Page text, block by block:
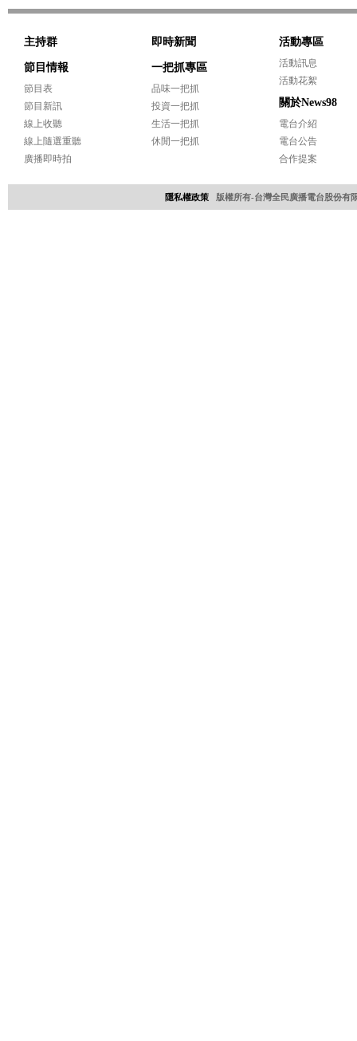
主持群
節目情報
節目表
節目新訊
線上收聽
線上隨選重聽
廣播即時拍
即時新聞
一把抓專區
品味一把抓
投資一把抓
生活一把抓
休閒一把抓
活動專區
活動訊息
活動花絮
關於News98
電台介紹
電台公告
合作提案
隱私權政策 版權所有-台灣全民廣播電台股份有